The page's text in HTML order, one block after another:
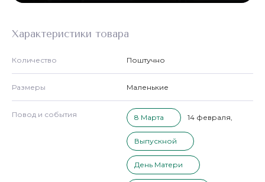
Характеристики товара
Количество Поштучно
Размеры Маленькие
Повод и события 8 Марта 14 февраля,
Выпускной
День Матери